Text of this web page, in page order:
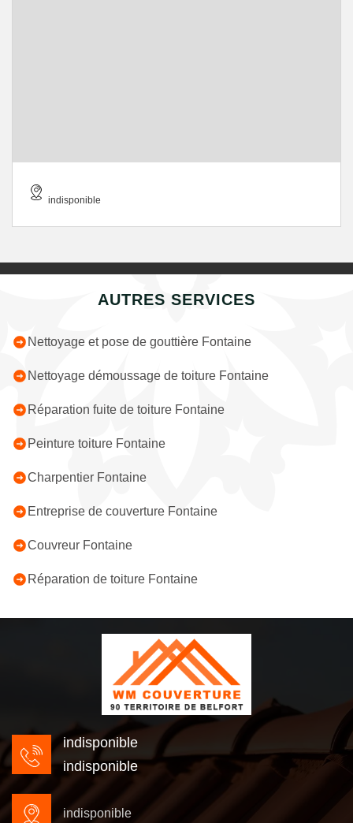
indisponible
AUTRES SERVICES
Nettoyage et pose de gouttière Fontaine
Nettoyage démoussage de toiture Fontaine
Réparation fuite de toiture Fontaine
Peinture toiture Fontaine
Charpentier Fontaine
Entreprise de couverture Fontaine
Couvreur Fontaine
Réparation de toiture Fontaine
indisponible
indisponible
indisponible